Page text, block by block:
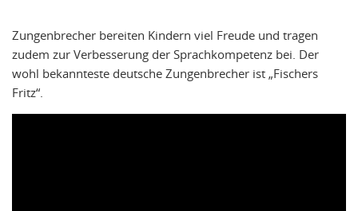
Zungenbrecher bereiten Kindern viel Freude und tragen
zudem zur Verbesserung der Sprachkompetenz bei. Der
wohl bekannteste deutsche Zungenbrecher ist „Fischers
Fritz“.